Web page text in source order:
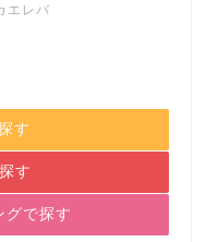
エレバ
す
す
グで探す